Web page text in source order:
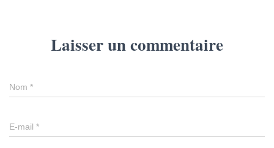
Laisser un commentaire
Nom *
E-mail *